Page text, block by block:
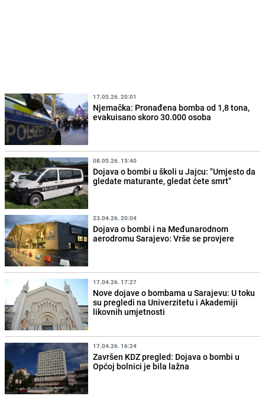
17.05.26. 20:01
Njemačka: Pronađena bomba od 1,8 tona,
evakuisano skoro 30.000 osoba
08.05.26. 15:40
Dojava o bombi u školi u Jajcu: "Umjesto da
gledate maturante, gledat ćete smrt"
23.04.26. 20:04
Dojava o bombi i na Međunarodnom
aerodromu Sarajevo: Vrše se provjere
17.04.26. 17:27
Nove dojave o bombama u Sarajevu: U toku
su pregledi na Univerzitetu i Akademiji
likovnih umjetnosti
17.04.26. 16:24
Završen KDZ pregled: Dojava o bombi u
Općoj bolnici je bila lažna